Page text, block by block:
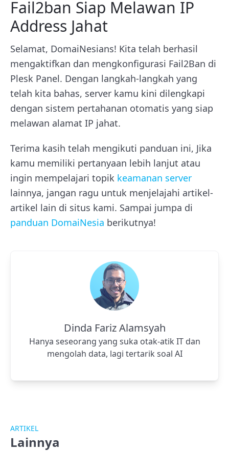
Fail2ban Siap Melawan IP
Address Jahat
Selamat, DomaiNesians! Kita telah berhasil
mengaktifkan dan mengkonfigurasi Fail2Ban di
Plesk Panel. Dengan langkah-langkah yang
telah kita bahas, server kamu kini dilengkapi
dengan sistem pertahanan otomatis yang siap
melawan alamat IP jahat.
Terima kasih telah mengikuti panduan ini, Jika
kamu memiliki pertanyaan lebih lanjut atau
ingin mempelajari topik keamanan server
lainnya, jangan ragu untuk menjelajahi artikel-
artikel lain di situs kami. Sampai jumpa di
panduan DomaiNesia berikutnya!
Dinda Fariz Alamsyah
Hanya seseorang yang suka otak-atik IT dan
mengolah data, lagi tertarik soal AI
ARTIKEL
Lainnya